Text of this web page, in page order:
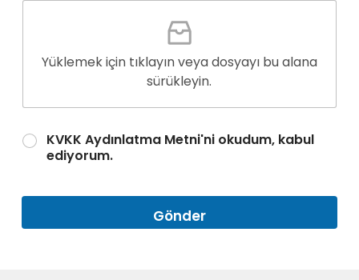
Yüklemek için tıklayın veya dosyayı bu alana
sürükleyin.
KVKK Aydınlatma Metni'ni okudum, kabul
ediyorum.
Gönder